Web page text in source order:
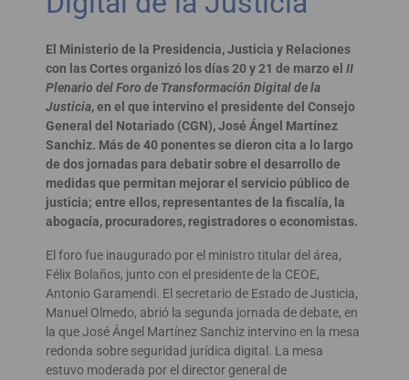
El Ministerio de la Presidencia, Justicia y Relaciones
con las Cortes organizó los días 20 y 21 de marzo el II
Plenario del Foro de Transformación Digital de la
Justicia, en el que intervino el presidente del Consejo
General del Notariado (CGN), José Ángel Martínez
Sanchiz. Más de 40 ponentes se dieron cita a lo largo
de dos jornadas para debatir sobre el desarrollo de
medidas que permitan mejorar el servicio público de
justicia; entre ellos, representantes de la fiscalía, la
abogacía, procuradores, registradores o economistas.
El foro fue inaugurado por el ministro titular del área,
Félix Bolaños, junto con el presidente de la CEOE,
Antonio Garamendi. El secretario de Estado de Justicia,
Manuel Olmedo, abrió la segunda jornada de debate, en
la que José Ángel Martínez Sanchiz intervino en la mesa
redonda sobre seguridad jurídica digital. La mesa
estuvo moderada por el director general de